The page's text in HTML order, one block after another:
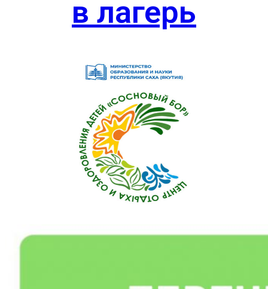
в лагерь